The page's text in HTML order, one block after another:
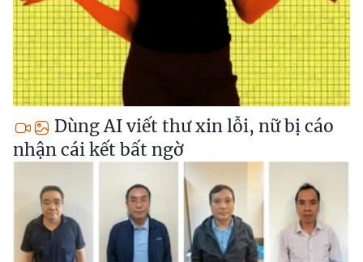
Dùng AI viết thư xin lỗi, nữ bị cáo
nhận cái kết bất ngờ